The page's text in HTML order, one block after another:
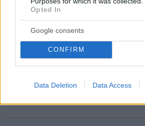
Opted In
Google consents
CONFIRM
Data Deletion Data Access
Συνετρίβη πυροσβεστικό ελικόπτερο
ενώ επιχειρούσε σε μεγάλη δασική
πυρκαγιά στη Γιούτα
08.08.2026, 09:34